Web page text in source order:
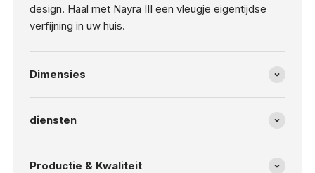
design. Haal met Nayra III een vleugje eigentijdse
verfijning in uw huis.
Dimensies
diensten
Productie & Kwaliteit